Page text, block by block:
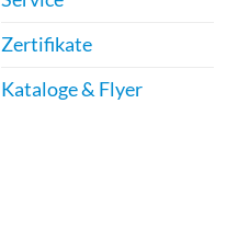
Zertifikate
Kataloge & Flyer